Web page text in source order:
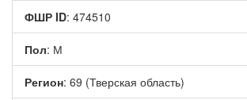
ФШР ID: 474510
Пол: М
Регион: 69 (Тверская область)